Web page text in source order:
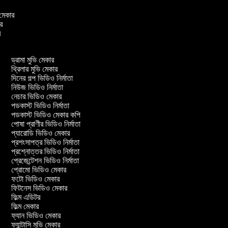
ড্রামা মুভি মেকার
থ্রিলার মুভি মেকার
দিনের গল্প ভিডিও নির্মাতা
নিউজ ভিডিও নির্মাতা
নেচার ভিডিও মেকার
পডকাস্ট ভিডিও নির্মাতা
পডকাস্ট ভিডিও মেকার কপি
পোষা প্রাণীর ভিডিও নির্মাতা
প্যারোডি ভিডিও মেকার
প্রশংসাপত্র ভিডিও নির্মাতা
প্রশ্নোত্তর ভিডিও নির্মাতা
প্রেজেন্টেশন ভিডিও নির্মাতা
প্রোমো ভিডিও মেকার
ফটো ভিডিও মেকার
ফিটনেস ভিডিও মেকার
ফিল্ম এডিটর
ফিল্ম মেকার
ফ্যান ভিডিও মেকার
ফ্যান্টাসি মুভি মেকার